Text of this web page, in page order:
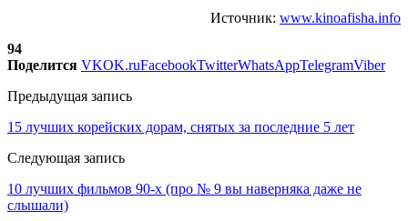
Источник: www.kinoafisha.info
94
Поделится VKOK.ruFacebookTwitterWhatsAppTelegramViber
Предыдущая запись
15 лучших корейских дорам, снятых за последние 5 лет
Следующая запись
10 лучших фильмов 90-х (про № 9 вы наверняка даже не
слышали)